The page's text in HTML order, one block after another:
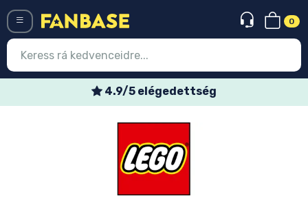
0
4.9/5 elégedettség
Legújabb cuccok
Akciós ajánlatok